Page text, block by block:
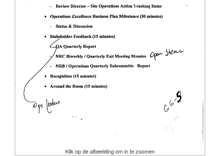
Klik op de afbeelding om in te zoomen